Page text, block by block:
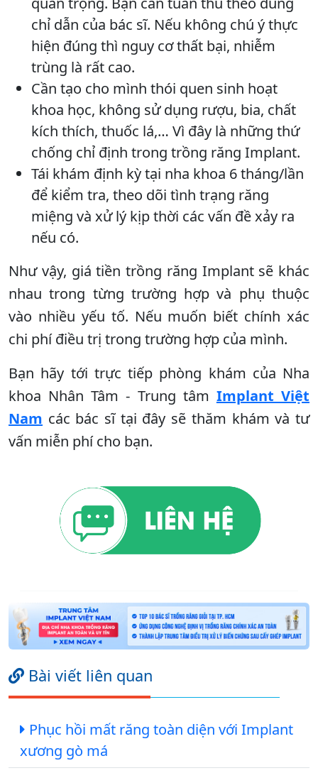
chỉ dẫn của bác sĩ. Nếu không chú ý thực
hiện đúng thì nguy cơ thất bại, nhiễm
trùng là rất cao.
Cần tạo cho mình thói quen sinh hoạt
khoa học, không sử dụng rượu, bia, chất
kích thích, thuốc lá,… Vì đây là những thứ
chống chỉ định trong trồng răng Implant.
Tái khám định kỳ tại nha khoa 6 tháng/lần
để kiểm tra, theo dõi tình trạng răng
miệng và xử lý kịp thời các vấn đề xảy ra
nếu có.
Như vậy, giá tiền trồng răng Implant sẽ khác
nhau trong từng trường hợp và phụ thuộc
vào nhiều yếu tố. Nếu muốn biết chính xác
chi phí điều trị trong trường hợp của mình.
Bạn hãy tới trực tiếp phòng khám của Nha
khoa Nhân Tâm - Trung tâm Implant Việt
Nam các bác sĩ tại đây sẽ thăm khám và tư
vấn miễn phí cho bạn.
Bài viết liên quan
Phục hồi mất răng toàn diện với Implant
xương gò má